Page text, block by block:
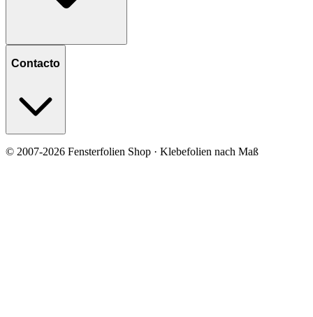
Contacto
© 2007-2026 Fensterfolien Shop · Klebefolien nach Maß